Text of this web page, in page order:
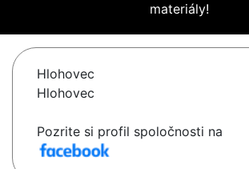
materiály!
Hlohovec
Hlohovec
Pozrite si profil spoločnosti na